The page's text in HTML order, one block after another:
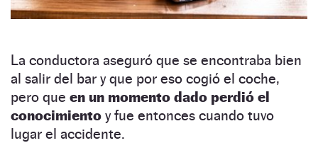
La conductora aseguró que se encontraba bien
al salir del bar y que por eso cogió el coche,
pero que en un momento dado perdió el
conocimiento y fue entonces cuando tuvo
lugar el accidente.